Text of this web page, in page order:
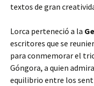
textos de gran
Lorca perteneció a la
escritores que se
para conmemorar el
Góngora, a quien
equilibrio entre los